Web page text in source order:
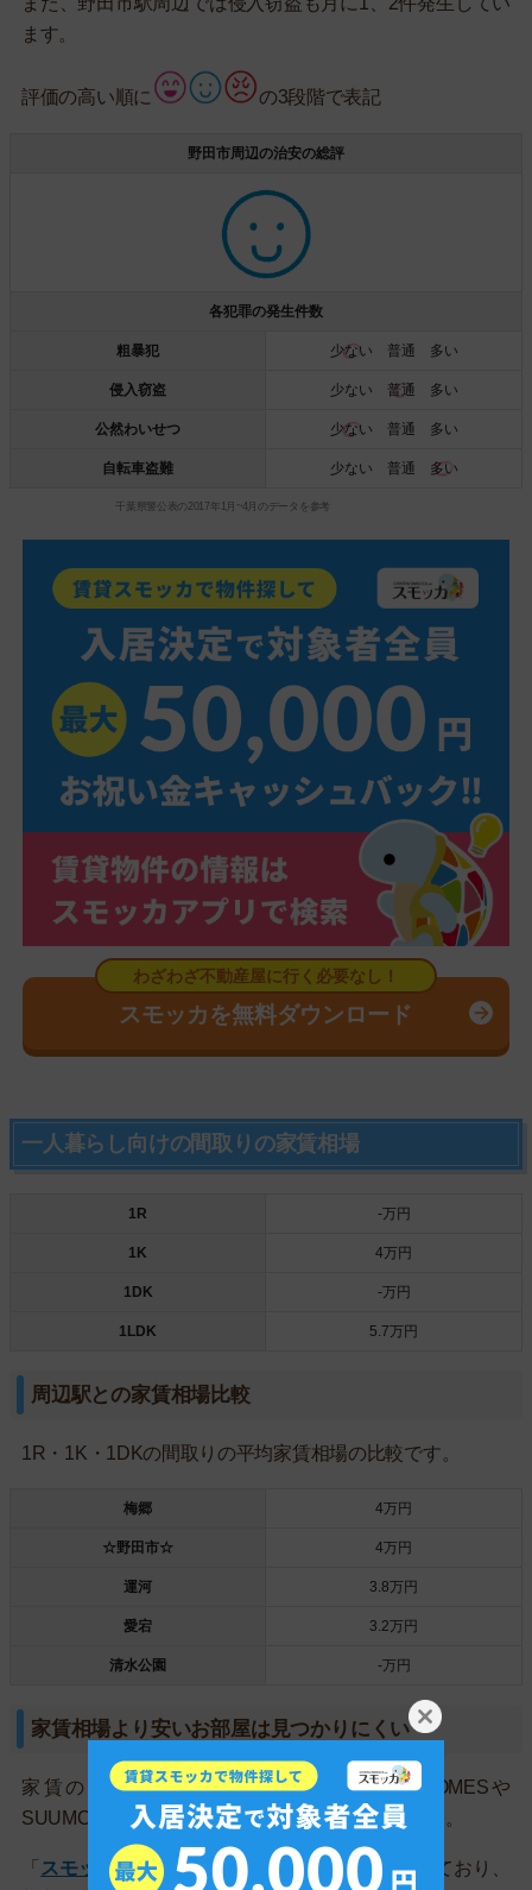
ます。
評価の高い順に の3段階で表記
野田市周辺の治安の総評
各犯罪の発生件数
粗暴犯 少ない 普通 多い
侵入窃盗 少ない 普通 多い
公然わいせつ 少ない 普通 多い
自転車盗難 少ない 普通 多い
千葉県警公表の2017年1月~4月のデータを参考
スモッカを無料ダウンロード
一人暮らし向けの間取りの家賃相場
1R ‐万円
1K 4万円
1DK ‐万円
1LDK 5.7万円
周辺駅との家賃相場比較
1R・1K・1DKの間取りの平均家賃相場の比較です。
梅郷 4万円
☆野田市☆ 4万円
運河 3.8万円
愛宕 3.2万円
清水公園 ‐万円
家賃相場より安いお部屋は見つかりにくい
家賃の安いお部屋を見つけるためには、HOMESや
SUUMOよりも最新のお部屋情報を把握すべきです。
「 スモッカ」なら、550万件以上の物件を網羅しており、